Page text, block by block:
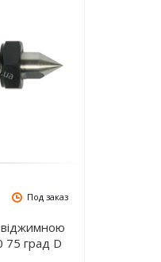
Под заказ
75 град D